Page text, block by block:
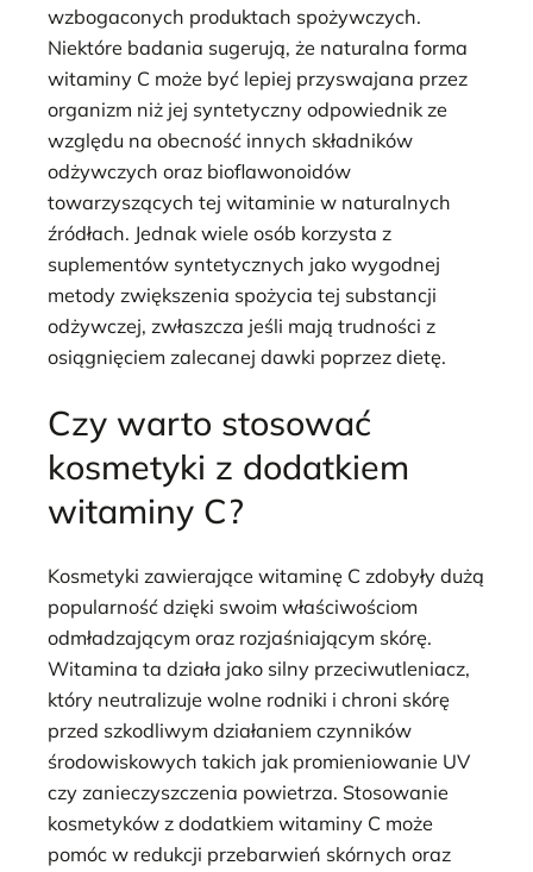
wzbogaconych produktach spożywczych.
Niektóre badania sugerują, że naturalna forma
witaminy C może być lepiej przyswajana przez
organizm niż jej syntetyczny odpowiednik ze
względu na obecność innych składników
odżywczych oraz bioflawonoidów
towarzyszących tej witaminie w naturalnych
źródłach. Jednak wiele osób korzysta z
suplementów syntetycznych jako wygodnej
metody zwiększenia spożycia tej substancji
odżywczej, zwłaszcza jeśli mają trudności z
osiągnięciem zalecanej dawki poprzez dietę.
Czy warto stosować
kosmetyki z dodatkiem
witaminy C?
Kosmetyki zawierające witaminę C zdobyły dużą
popularność dzięki swoim właściwościom
odmładzającym oraz rozjaśniającym skórę.
Witamina ta działa jako silny przeciwutleniacz,
który neutralizuje wolne rodniki i chroni skórę
przed szkodliwym działaniem czynników
środowiskowych takich jak promieniowanie UV
czy zanieczyszczenia powietrza. Stosowanie
kosmetyków z dodatkiem witaminy C może
pomóc w redukcji przebarwień skórnych oraz